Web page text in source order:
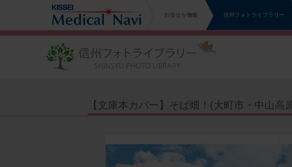
お役立ち情報 信州フォトライブラリー
【文庫本カバー】そば畑！(大町市・中山高